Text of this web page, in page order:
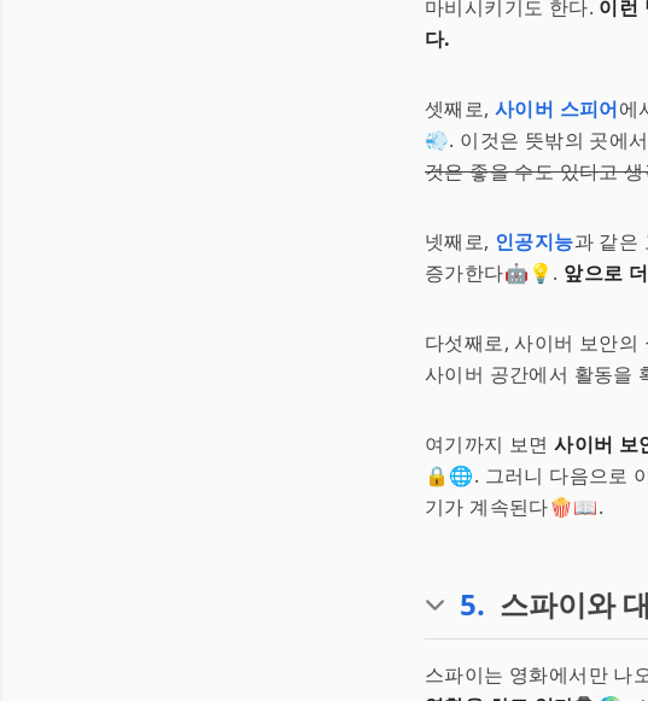
마비시키기도 한다. 이런
다.
셋째로, 사이버 스피어에
💨. 이것은 뜻밖의 곳에서
것은 좋을 수도 있다고
넷째로, 인공지능과 같은
증가한다🤖💡. 앞으로
다섯째로, 사이버 보안
사이버 공간에서 활동을
여기까지 보면사이버 보
🔒🌐. 그러니 다음으로
기가 계속된다🍿📖.
5. 스파이와
스파이는 영화에서만 나